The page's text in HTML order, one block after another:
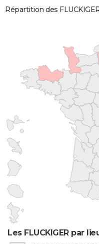
Répartition des
Les FLUCKIGER par